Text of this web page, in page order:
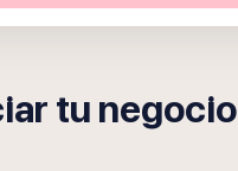
tu negocio